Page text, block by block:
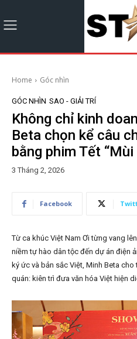
Home Góc nhìn
GÓC NHÌN SAO - GIẢI TRÍ
Không chỉ kinh
Beta chọn kể câu
bằng phim Tết “Mùi
3 Tháng 2, 2026
Facebook
Từ ca khúc Việt Nam Ơi từng vang
niềm tự hào dân tộc đến dự án điện
ký ức và bản sắc Việt, Minh Beta
quán: kiên trì đưa văn hóa Việt hiện